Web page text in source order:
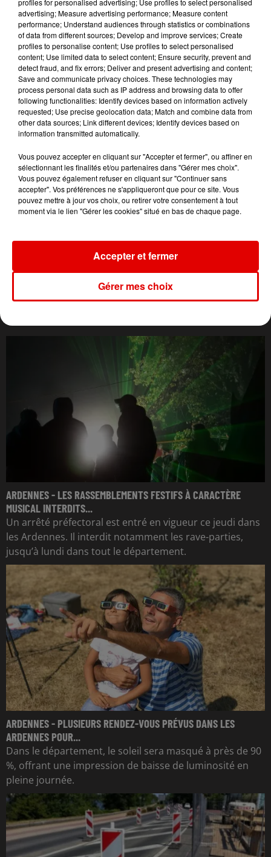
MADONNA
La Isla Bonita
PIERRE DE MAERE
Je Pense A Vous
EVANESCENCE
Who Will You
Follow
ARDENNES - LES RASSEMBLEMENTS FESTIFS À CARACTÈRE
MUSICAL INTERDITS...
Un arrêté préfectoral est entré en vigueur ce jeudi dans
les Ardennes. Il interdit notamment les rave-parties,
jusqu’à lundi dans tout le département.
ARDENNES - PLUSIEURS RENDEZ-VOUS PRÉVUS DANS LES
ARDENNES POUR...
Dans le département, le soleil sera masqué à près de 90
%, offrant une impression de baisse de luminosité en
pleine journée.
profiles for personalised advertising; Use profiles to select personalised
advertising; Measure advertising performance; Measure content
performance; Understand audiences through statistics or combinations
of data from different sources; Develop and improve services; Create
profiles to personalise content; Use profiles to select personalised
content; Use limited data to select content; Ensure security, prevent and
detect fraud, and fix errors; Deliver and present advertising and content;
Save and communicate privacy choices. These technologies may
process personal data such as IP address and browsing data to offer
following functionalities: Identify devices based on information actively
requested; Use precise geolocation data; Match and combine data from
other data sources; Link different devices; Identify devices based on
information transmitted automatically.
Vous pouvez accepter en cliquant sur "Accepter et fermer", ou affiner en
sélectionnant les finalités et/ou partenaires dans "Gérer mes choix".
Vous pouvez également refuser en cliquant sur "Continuer sans
accepter". Vos préférences ne s'appliqueront que pour ce site. Vous
pouvez mettre à jour vos choix, ou retirer votre consentement à tout
moment via le lien "Gérer les cookies" situé en bas de chaque page.
Gérer mes choix
Accepter et fermer